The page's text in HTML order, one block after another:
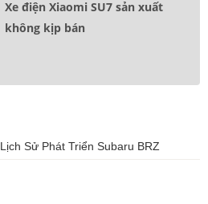
Xe điện Xiaomi SU7 sản xuất
không kịp bán
Lịch Sử Phát Triển Subaru BRZ